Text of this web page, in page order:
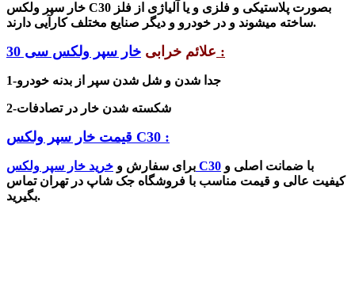
خار سپر ولکس C30 بصورت پلاستیکی و فلزی و یا آلیاژی از فلز
ساخته میشوند و در خودرو و دیگر صنایع مختلف کارآیی دارند.
علائم خرابی خار سپر ولکس سی 30 :
1-جدا شدن و شل شدن سپر از بدنه خودرو
2-شکسته شدن خار در تصادفات
قیمت خار سپر ولکس C30 :
برای سفارش و خرید خار سپر ولکس C30
کیفیت عالی و قیمت مناسب با فروشگاه جک شاپ در تهران تماس
بگیرید.